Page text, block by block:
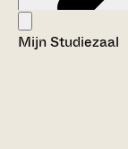
Aanwijzingen voor
Mijn Studiezaal